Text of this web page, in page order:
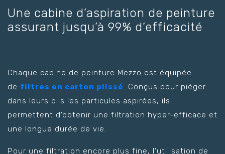
Une cabine d’aspiration de peinture
assurant jusqu’à 99% d’efficacité
Chaque cabine de peinture Mezzo est équipée
de filtres en carton plissé. Conçus pour piéger
dans leurs plis les particules aspirées, ils
permettent d’obtenir une filtration hyper-efficace et
une longue durée de vie.
Pour une filtration encore plus fine, l’utilisation de